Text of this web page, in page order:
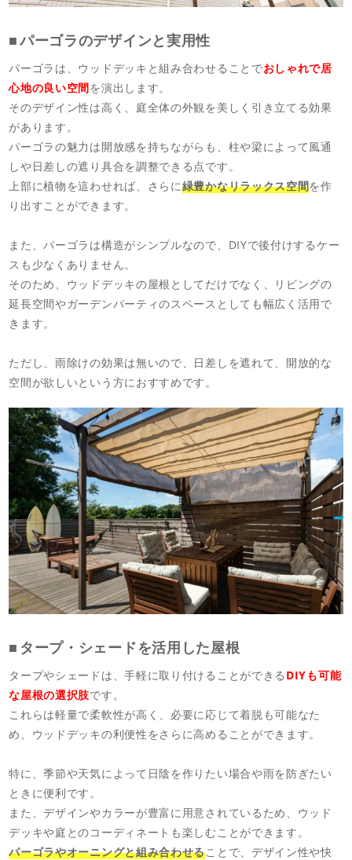
パーゴラのデザインと実用性
パーゴラは、ウッドデッキと組み合わせることでおしゃれで居
心地の良い空間を演出します。
そのデザイン性は高く、庭全体の外観を美しく引き立てる効果
があります。
パーゴラの魅力は開放感を持ちながらも、柱や梁によって風通
しや日差しの遮り具合を調整できる点です。
上部に植物を這わせれば、さらに緑豊かなリラックス空間を作
り出すことができます。
また、パーゴラは構造がシンプルなので、DIYで後付けするケー
スも少なくありません。
そのため、ウッドデッキの屋根としてだけでなく、リビングの
延長空間やガーデンパーティのスペースとしても幅広く活用で
きます。
ただし、雨除けの効果は無いので、日差しを遮れて、開放的な
空間が欲しいという方におすすめです。
タープ・シェードを活用した屋根
タープやシェードは、手軽に取り付けることができる DIYも可能
な屋根の選択肢です。
これらは軽量で柔軟性が高く、必要に応じて着脱も可能なた
め、ウッドデッキの利便性をさらに高めることができます。
特に、季節や天気によって日陰を作りたい場合や雨を防ぎたい
ときに便利です。
また、デザインやカラーが豊富に用意されているため、ウッド
デッキや庭とのコーディネートも楽しむことができます。
パーゴラやオーニングと組み合わせることで、デザイン性や快